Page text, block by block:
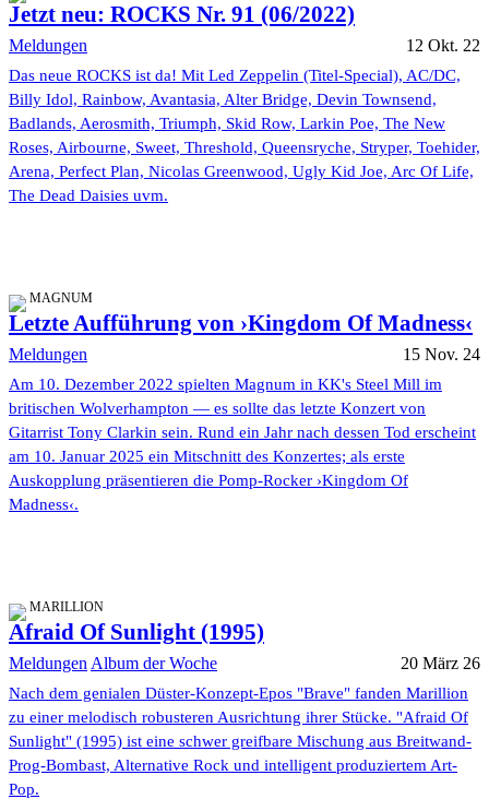
Jetzt neu: ROCKS Nr. 91 (06/2022)
Meldungen 12 Okt. 22
Das neue ROCKS ist da! Mit Led Zeppelin (Titel-Special), AC/DC,
Billy Idol, Rainbow, Avantasia, Alter Bridge, Devin Townsend,
Badlands, Aerosmith, Triumph, Skid Row, Larkin Poe, The New
Roses, Airbourne, Sweet, Threshold, Queensryche, Stryper, Toehider,
Arena, Perfect Plan, Nicolas Greenwood, Ugly Kid Joe, Arc Of Life,
The Dead Daisies uvm.
MAGNUM
Letzte Aufführung von ›Kingdom Of Madness‹
Meldungen 15 Nov. 24
Am 10. Dezember 2022 spielten Magnum in KK's Steel Mill im
britischen Wolverhampton — es sollte das letzte Konzert von
Gitarrist Tony Clarkin sein. Rund ein Jahr nach dessen Tod erscheint
am 10. Januar 2025 ein Mitschnitt des Konzertes; als erste
Auskopplung präsentieren die Pomp-Rocker ›Kingdom Of
Madness‹.
MARILLION
Afraid Of Sunlight (1995)
MeldungenAlbum der Woche 20 März 26
Nach dem genialen Düster-Konzept-Epos "Brave" fanden Marillion
zu einer melodisch robusteren Ausrichtung ihrer Stücke. "Afraid Of
Sunlight" (1995) ist eine schwer greifbare Mischung aus Breitwand-
Prog-Bombast, Alternative Rock und intelligent produziertem Art-
Pop.